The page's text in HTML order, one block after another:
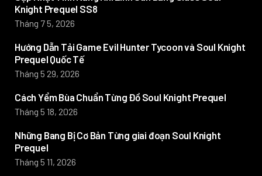
Knight Prequel SS8
Tháng 7 5, 2026
Hướng Dẫn Tải Game Evil Hunter Tycoon và Soul Knight
Prequel Quốc Tế
Tháng 5 29, 2026
Cách Yểm Bùa Chuẩn Từng Đồ Soul Knight Prequel
Tháng 5 18, 2026
Những Bang Bị Cơ Bản Từng giai đoạn Soul Knight
Prequel
Tháng 5 11, 2026